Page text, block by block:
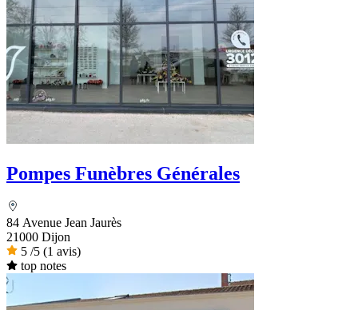
Pompes Funèbres Générales
84 Avenue Jean Jaurès
21000 Dijon
5 /5 (1 avis)
top notes